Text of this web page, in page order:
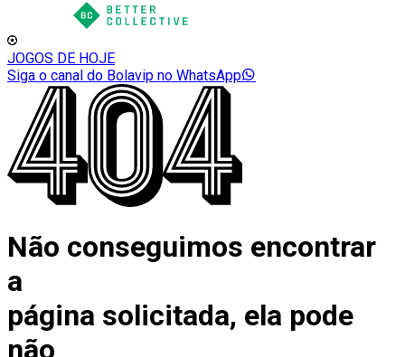
JOGOS DE HOJE
Siga o canal do Bolavip no WhatsApp
Não conseguimos encontrar
a
página solicitada, ela pode
não